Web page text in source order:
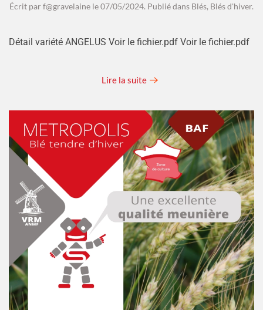
Écrit par f@gravelaine le07/05/2024. Publié dans Blés, Blés d'hiver.
Détail variété ANGELUS Voir le fichier.pdf Voir le fichier.pdf
Lire la suite